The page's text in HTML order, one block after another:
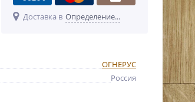
Доставка в Определение...
ОГНЕРУС
Россия